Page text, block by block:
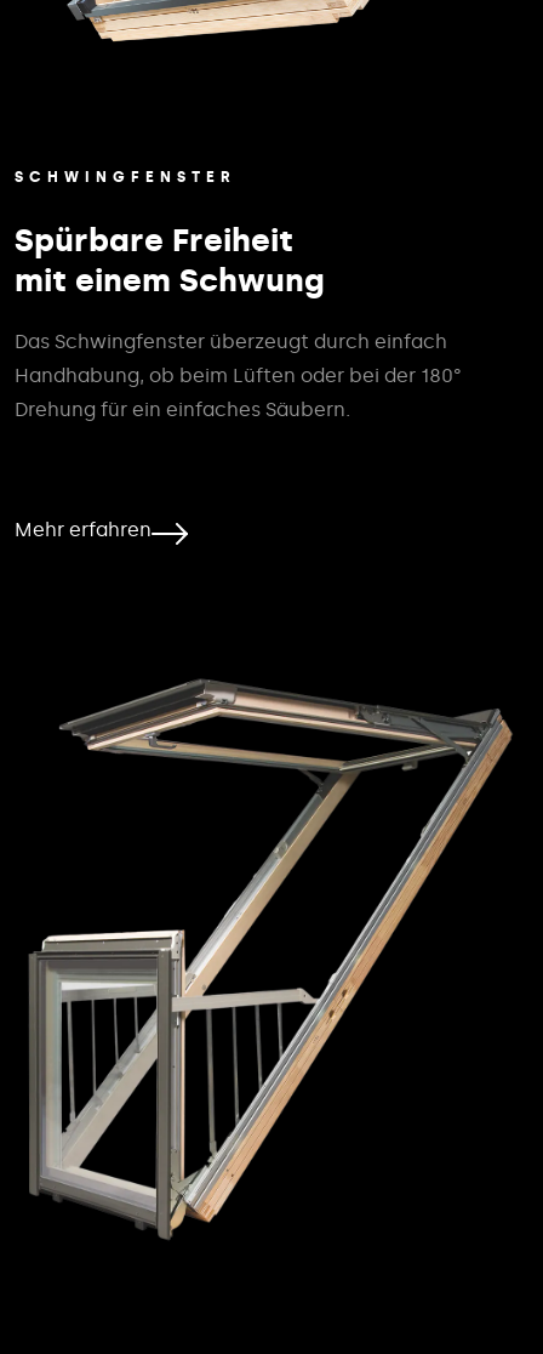
SCHWINGFENSTER
Spürbare Freiheit
mit einem Schwung
Das Schwingfenster überzeugt durch einfach
Handhabung, ob beim Lüften oder bei der 180°
Drehung für ein einfaches Säubern.
Mehr erfahren